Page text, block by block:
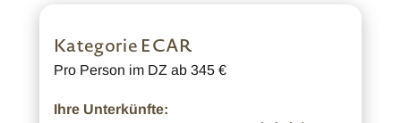
Kategorie ECAR
Pro Person im DZ ab 345 €
Ihre Unterkünfte: